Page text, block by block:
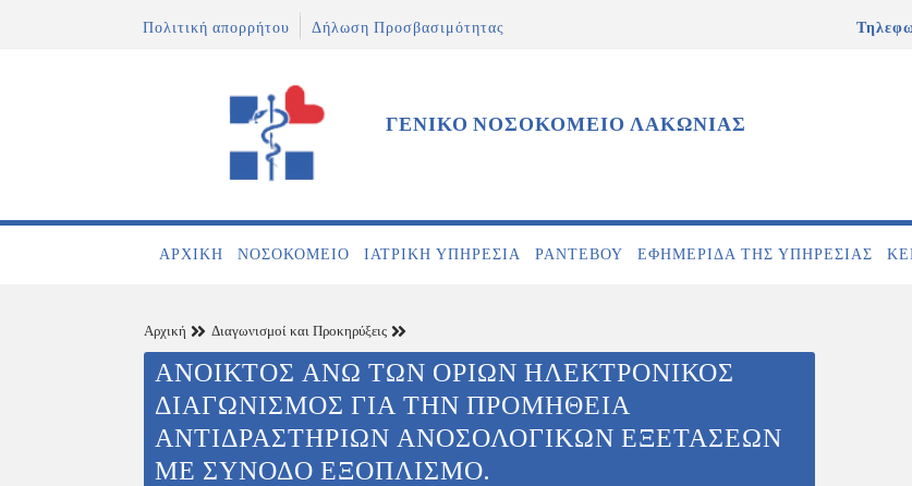
Πολιτική απορρήτου Δήλωση Προσβασιμότητας
ΓΕΝΙΚΟ ΝΟΣΟΚΟΜΕΙΟ ΛΑΚΩΝΙΑΣ
ΑΡΧΙΚΉ ΝΟΣΟΚΟΜΕΊΟ ΙΑΤΡΙΚΉ ΥΠΗΡΕΣΊΑ ΡΑΝΤΕΒΟΎ ΕΦΗΜΕΡΊΔΑ ΤΗΣ ΥΠΗΡΕΣΊΑΣ
Αρχική Διαγωνισμοί και Προκηρύξεις
ΑΝΟΙΚΤΟΣ ΑΝΩ ΤΩΝ ΟΡΙΩΝ ΗΛΕΚΤΡΟΝΙΚΟΣ
ΔΙΑΓΩΝΙΣΜΟΣ ΓΙΑ ΤΗΝ ΠΡΟΜΗΘΕΙΑ
ΑΝΤΙΔΡΑΣΤΗΡΙΩΝ ΑΝΟΣΟΛΟΓΙΚΩΝ ΕΞΕΤΑΣΕΩΝ
ΜΕ ΣΥΝΟΔΟ ΕΞΟΠΛΙΣΜΟ.